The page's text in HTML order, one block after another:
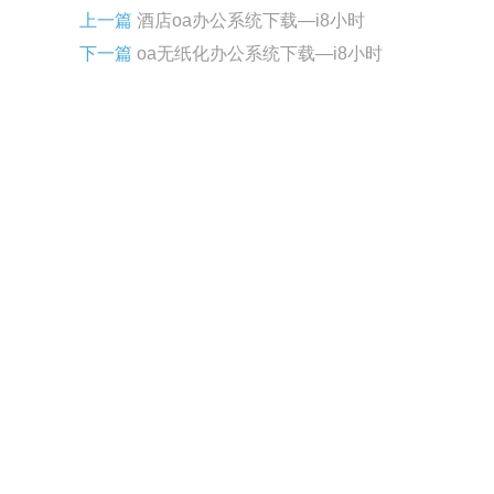
上一篇 酒店oa办公系统下载—i8小时
下一篇 oa无纸化办公系统下载—i8小时